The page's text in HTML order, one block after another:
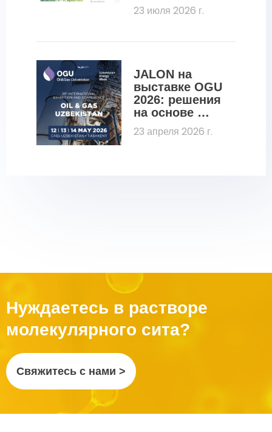
выставке
Fenasucro
молекулярные
дегидратации
этанола
23 июля 2026 г.
JALON на
выставке OGU
2026: решения
на основе
молекулярных
сит для
23 апреля 2026 г.
Нуждаетесь в растворе
молекулярного сита?
Свяжитесь с нами >